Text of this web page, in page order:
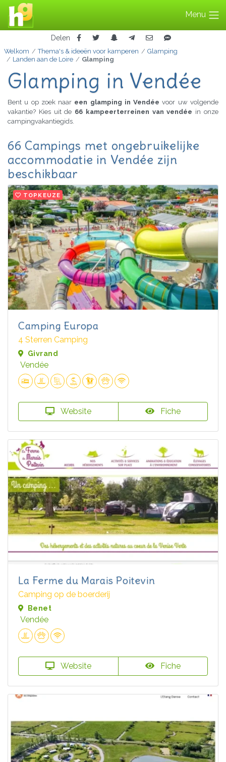
Menu
Delen
Welkom Thema's & ideeën voor kamperen
Glamping
Landen aan de Loire
Glamping
Glamping in Vendée
Bent u op zoek naar een glamping in Vendéevoor uw volgende
vakantie? Kies uit de 66 kampeerterreinen van vendée in onze
campingvakantiegids.
66 Campings met ongebruikelijke
accommodatie in Vendée zijn
beschikbaar
TOPKEUZE
Camping Europa
4 Sterren Camping
Givrand
Vendée
Website Fiche
La Ferme du Marais Poitevin
Camping op de boerderij
Benet
Vendée
Website Fiche